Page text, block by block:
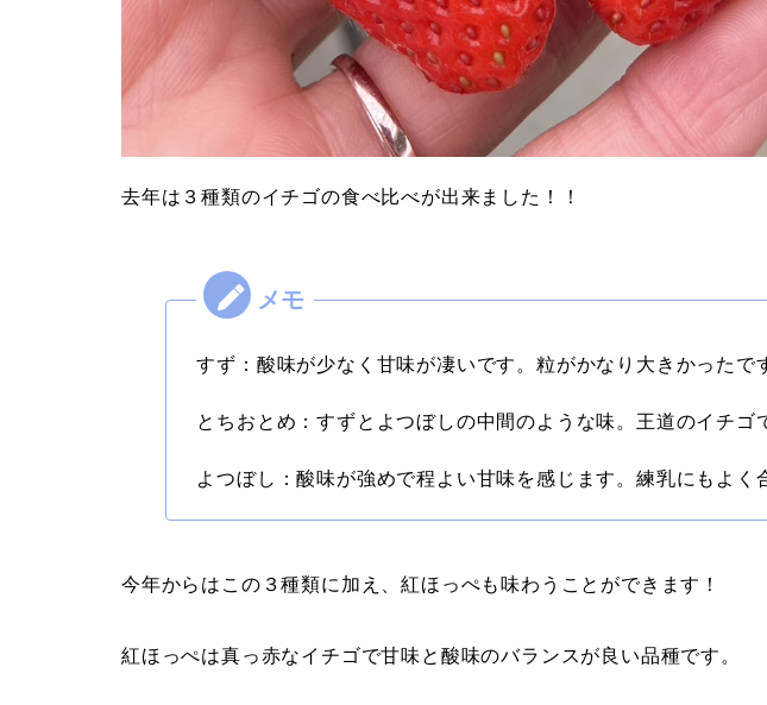
去年は３種類のイチゴの食べ比べが出来ました！！
すず：酸味が少なく甘味が凄いです。粒がかなり大きかったで
とちおとめ：すずとよつぼしの中間のような味。王道のイチゴ
よつぼし：酸味が強めで程よい甘味を感じます。練乳にもよく
今年からはこの３種類に加え、紅ほっぺも味わうことができます！
紅ほっぺは真っ赤なイチゴで甘味と酸味のバランスが良い品種です。